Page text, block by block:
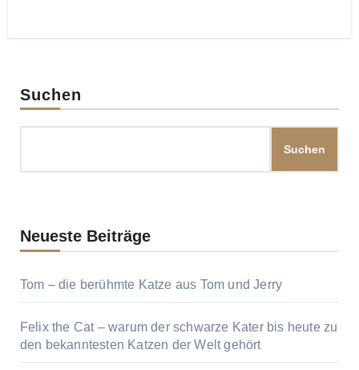
Suchen
Suchen
Neueste Beiträge
Tom – die berühmte Katze aus Tom und Jerry
Felix the Cat – warum der schwarze Kater bis heute zu
den bekanntesten Katzen der Welt gehört